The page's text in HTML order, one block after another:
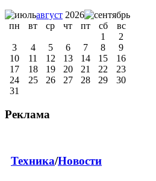
август 2026
пн
вт ср чт пт сб
вс
1
2
3
4 5 6 7 8
9
10
11 12 13 14 15
16
17
18 19 20 21 22
23
24
25 26 27 28 29
30
31
Реклама
Техника/Новости